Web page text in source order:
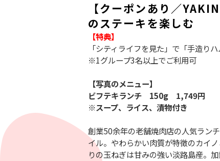
【クーポンあり／
のステーキを楽しむ
【特典】
「シティライフを見た」で「手造り
※1グループ3名以上でご利用可
【写真のメニュー】
ビフテキランチ 150g 1,749円
※スープ、ライス、漬物付き
創業50余年の老舗焼肉店の人気ラン
イル。やわらかい肉質が特徴のカイ
りの玉ねぎは甘みの強い淡路島産。